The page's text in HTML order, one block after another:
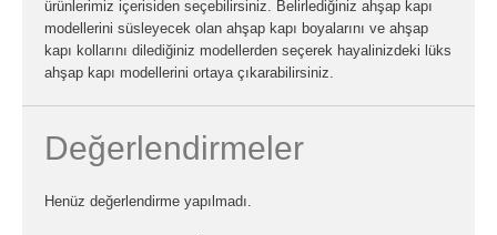
ürünlerimiz içerisiden seçebilirsiniz. Belirlediğiniz ahşap kapı
modellerini süsleyecek olan ahşap kapı boyalarını ve ahşap
kapı kollarını dilediğiniz modellerden seçerek hayalinizdeki lüks
ahşap kapı modellerini ortaya çıkarabilirsiniz.
Değerlendirmeler
Henüz değerlendirme yapılmadı.